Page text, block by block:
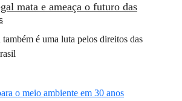
mata e ameaça o futuro das
é uma luta pelos direitos das